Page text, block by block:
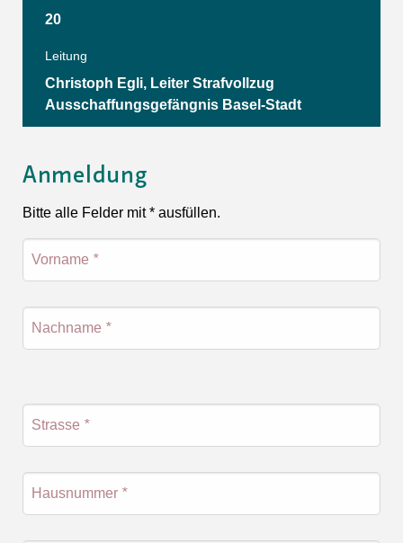
20
Leitung
Christoph Egli, Leiter Strafvollzug
Ausschaffungsgefängnis Basel-Stadt
Anmeldung
Bitte alle Felder mit * ausfüllen.
Vorname *
Nachname *
Strasse *
Hausnummer *